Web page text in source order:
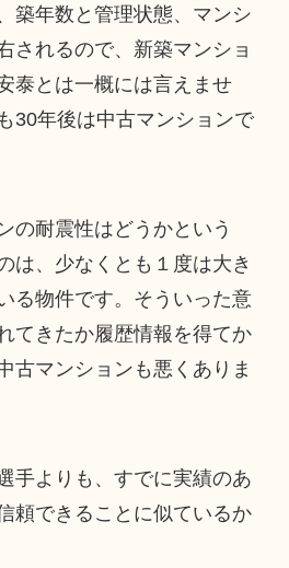
築年数と管理状態、マンシ
されるので、新築マンショ
泰とは一概には言えませ
30年後は中古マンションで
の耐震性はどうかという
は、少なくとも１度は大き
る物件です。そういった意
てきたか履歴情報を得てか
古マンションも悪くありま
手よりも、すでに実績のあ
頼できることに似ているか